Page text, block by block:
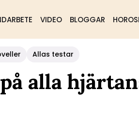
VIDEO BLOGGAR
Allas testar
alla